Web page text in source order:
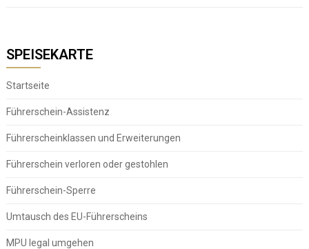
SPEISEKARTE
Startseite
Führerschein-Assistenz
Führerscheinklassen und Erweiterungen
Führerschein verloren oder gestohlen
Führerschein-Sperre
Umtausch des EU-Führerscheins
MPU legal umgehen